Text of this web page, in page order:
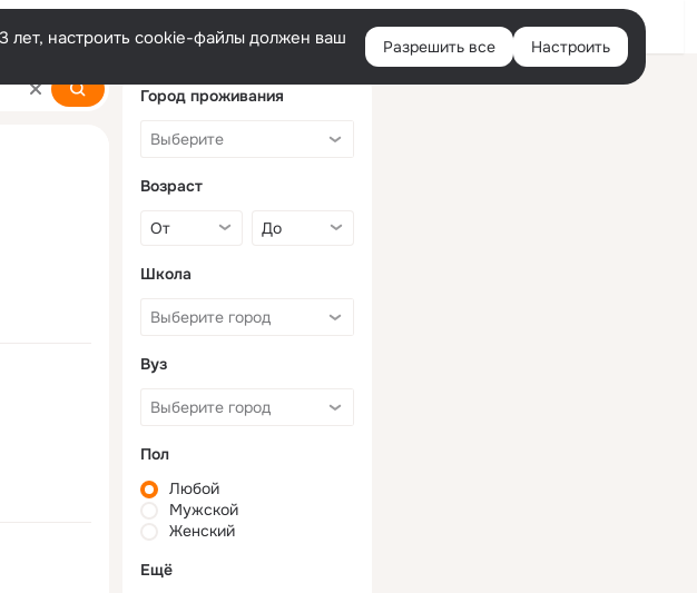
Войти
лет, настроить cookie-файлы должен ваш
Разрешить все Настроить
Город проживания
Возраст
Школа
Вуз
Пол
Любой
Мужской
Женский
Ещё